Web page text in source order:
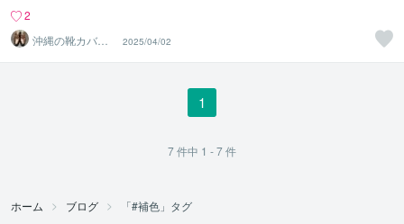
2
沖縄の靴カバン
修理店【NAMEL
ESS】
2025/04/02
1
7件中 1 - 7件
ホーム ブログ 「#補色」タグ